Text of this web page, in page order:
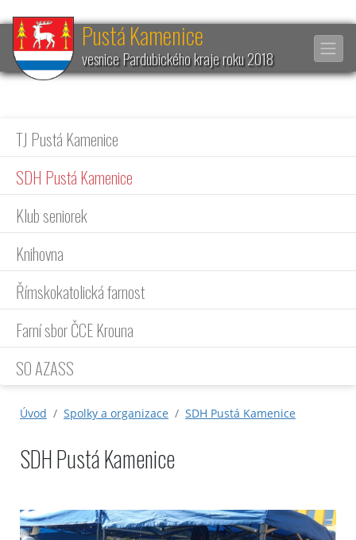
Pustá Kamenice
vesnice Pardubického kraje roku 2018
TJ Pustá Kamenice
SDH Pustá Kamenice
Klub seniorek
Knihovna
Římskokatolická farnost
Farní sbor ČCE Krouna
SO AZASS
Úvod Spolky a organizace SDH Pustá Kamenice
SDH Pustá Kamenice